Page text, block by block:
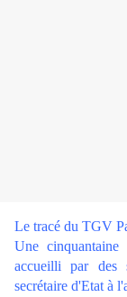
Le tracé du TGV
Une
accueilli par des
secrétaire d'Etat à